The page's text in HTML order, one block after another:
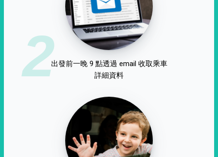
2出發前一晚 9 點透過 email 收取乘車
詳細資料